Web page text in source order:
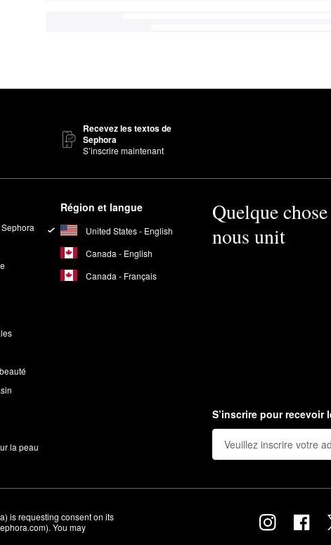
Recevez les textos de
Sephora
S’inscrire maintenant
la peau
Région et langue
United States - English
Canada - English
Canada - Français
Quelque
nous unit
S’inscrire pour recevoir
is requesting consent on its
You may